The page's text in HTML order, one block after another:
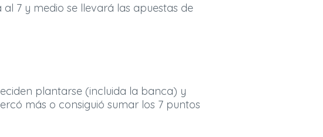
7 y medio se llevará las apuestas de
plantarse (incluida la banca) y
más o consiguió sumar los 7 puntos